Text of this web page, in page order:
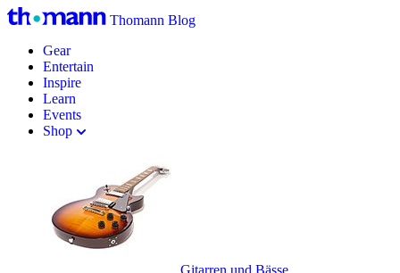
Thomann Blog
Gear
Entertain
Inspire
Learn
Events
Shop